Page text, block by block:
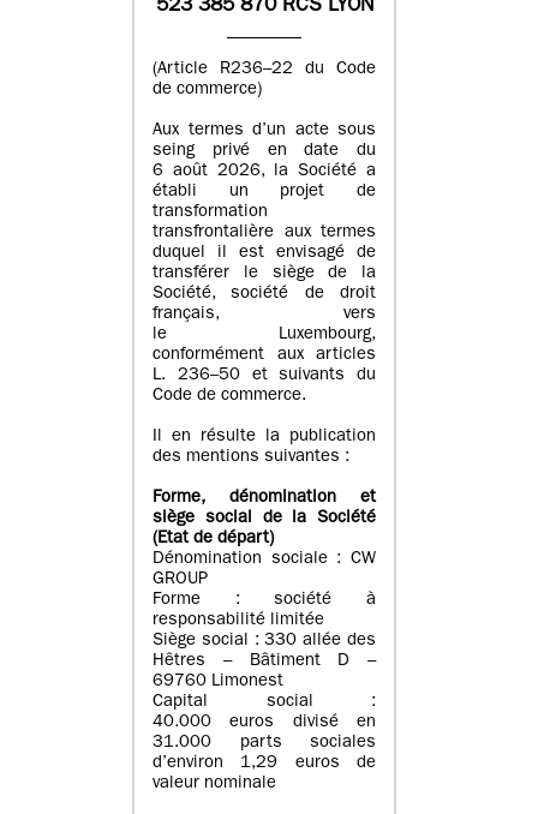
523 385 870 RCS LYON
(Article R236–22 du Code
de commerce)
Aux termes d’un acte sous
seing privé en date du
6 août 2026, la Société a
établi un projet de
transformation
transfrontalière aux termes
duquel il est envisagé de
transférer le siège de la
Société, société de droit
français, vers
le Luxembourg,
conformément aux articles
L. 236–50 et suivants du
Code de commerce.
Il en résulte la publication
des mentions suivantes :
Forme, dénomination et
siège social de la Société
(Etatde départ)
Dénomination sociale : CW
GROUP
Forme : société à
responsabilité limitée
Siège social : 330 allée des
Hêtres – Bâtiment D –
69760 Limonest
Capital social :
40.000 euros divisé en
31.000 parts sociales
d’environ 1,29 euros de
valeur nominale